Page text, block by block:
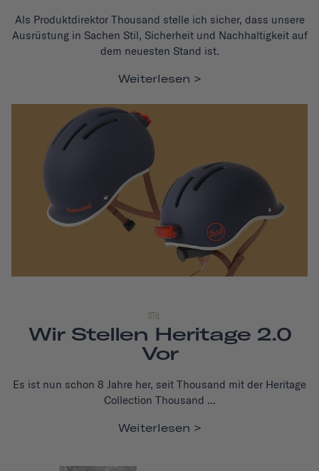
Als Produktdirektor Thousand stelle ich sicher, dass unsere
Ausrüstung in Sachen Stil, Sicherheit und Nachhaltigkeit auf
dem neuesten Stand ist.
Weiterlesen
STIL
Wir Stellen Heritage 2.0
Vor
Es ist nun schon 8 Jahre her, seit Thousand mit der Heritage
Collection Thousand ...
Weiterlesen